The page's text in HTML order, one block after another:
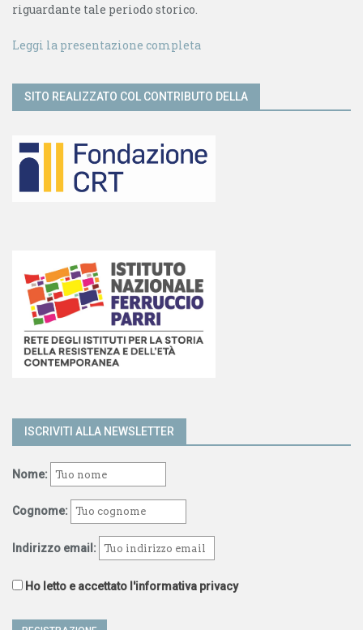
riguardante tale periodo storico.
Leggi la presentazione completa
SITO REALIZZATO COL CONTRIBUTO DELLA
ISCRIVITI ALLA NEWSLETTER
Nome:
Cognome:
Indirizzo email:
Ho letto e accettato l'informativa privacy